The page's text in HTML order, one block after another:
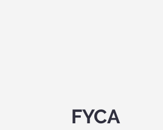
FYCA